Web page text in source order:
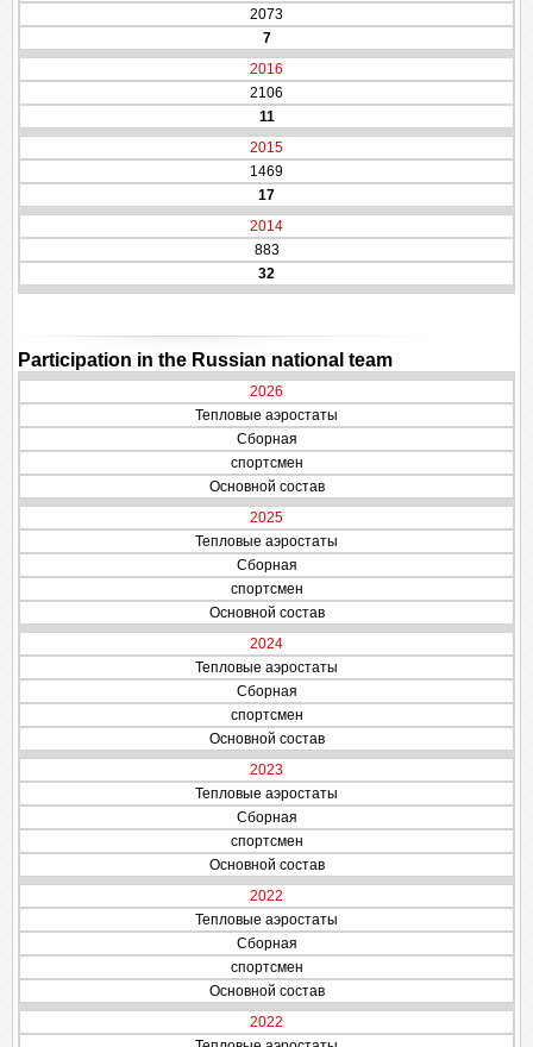
2073
7
2016
2106
11
2015
1469
17
2014
883
32
Participation in the Russian national team
2026
Тепловые аэростаты
Сборная
спортсмен
Основной состав
2025
Тепловые аэростаты
Сборная
спортсмен
Основной состав
2024
Тепловые аэростаты
Сборная
спортсмен
Основной состав
2023
Тепловые аэростаты
Сборная
спортсмен
Основной состав
2022
Тепловые аэростаты
Сборная
спортсмен
Основной состав
2022